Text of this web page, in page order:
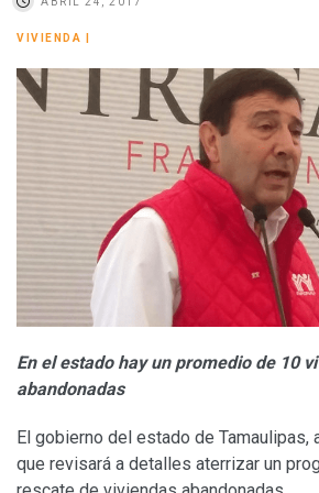
VIVIENDA
En el estado hay un promedio de 10
abandonadas
El gobierno del estado de Tamaulipas,
que revisará a detalles aterrizar un